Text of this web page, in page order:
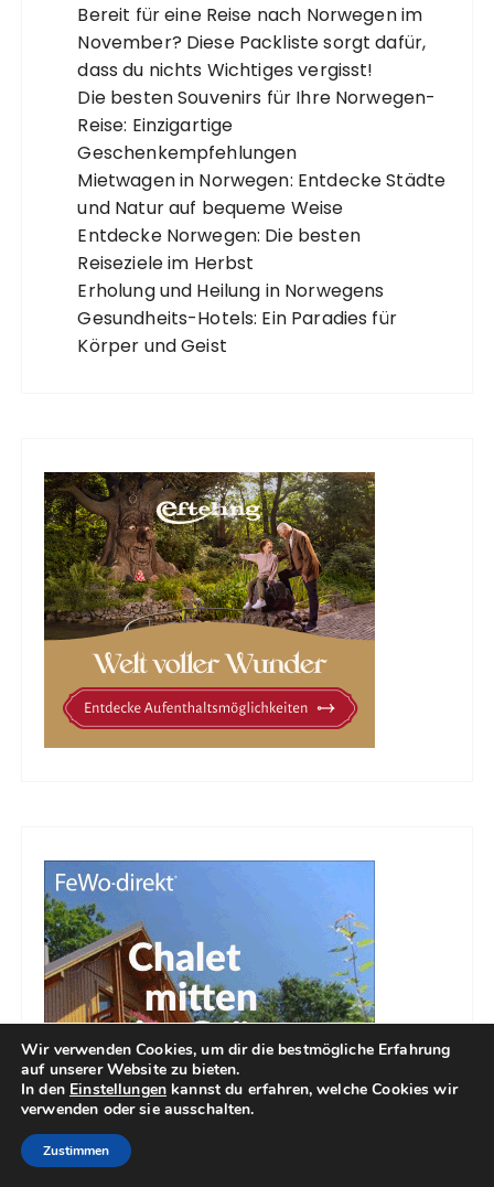
Bereit für eine Reise nach Norwegen im
November? Diese Packliste sorgt dafür,
dass du nichts Wichtiges vergisst!
Die besten Souvenirs für Ihre Norwegen-
Reise: Einzigartige
Geschenkempfehlungen
Mietwagen in Norwegen: Entdecke Städte
und Natur auf bequeme Weise
Entdecke Norwegen: Die besten
Reiseziele im Herbst
Erholung und Heilung in Norwegens
Gesundheits-Hotels: Ein Paradies für
Körper und Geist
Wir verwenden Cookies, um dir die bestmögliche Erfahrung
auf unserer Website zu bieten.
In den Einstellungen kannst du erfahren, welche Cookies wir
verwenden oder sie ausschalten.
Zustimmen